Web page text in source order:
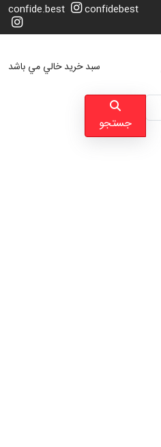
confide.best confidebest
جستجو
سبد خرید خالي مي باشد